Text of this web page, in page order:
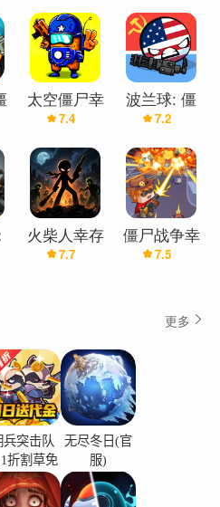
两个僵尸游戏有相同的感
东西来防御亡灵了吗？这
：幸存者”中，您要么狩
未有的史诗僵尸射击游戏
准，射击！ 最新版本1.121
2024年04月01日 Will
hero amidst the zombie
and let the quest for
太空僵尸幸
存者2(双人
游戏)
7.4
波兰球: 僵
尸幸存者
7.2
火柴人幸存
者：僵尸战
7.7
僵尸战争幸
存者
7.5
更多
兵突击队
折割草免
费版)
无尽冬日(官
服)